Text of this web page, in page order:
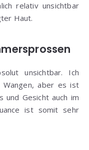
relativ unsichtbar
Haut.
unsichtbar. Ich
aber es ist
und Gesicht auch im
ist somit sehr